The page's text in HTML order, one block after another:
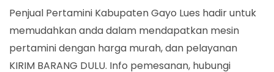
Kabupaten
Gayo
Lues
Penjual Pertamini Kabupaten Gayo Lues hadir untuk
memudahkan anda dalam mendapatkan mesin
pertamini dengan harga murah, dan pelayanan
KIRIM BARANG DULU. Info pemesanan, hubungi